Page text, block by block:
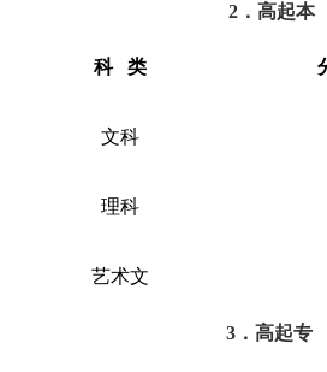
2．高起本
科类
文科
理科
艺术文
3．高起专